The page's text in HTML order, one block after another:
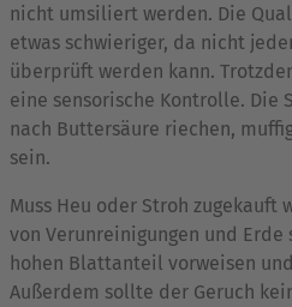
nicht umsiliert werden. Die
etwas schwieriger, da nicht
überprüft werden kann.
eine sensorische Kontrolle. Die
nach Buttersäure riechen,
sein.
Muss Heu oder Stroh zugekauft
von Verunreinigungen und
hohen Blattanteil vorweisen
Außerdem sollte der Geruch